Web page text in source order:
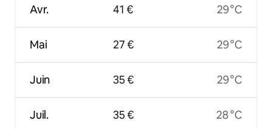
Avr.
Mai
Juin
Juil.
41 €
27 €
35 €
35 €
29 °C
29 °C
29 °C
28 °C